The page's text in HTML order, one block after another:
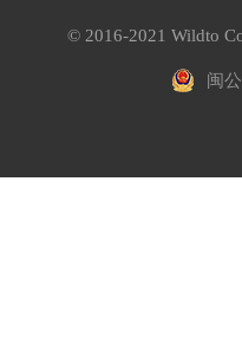
© 2016-2021 Wildto
闽